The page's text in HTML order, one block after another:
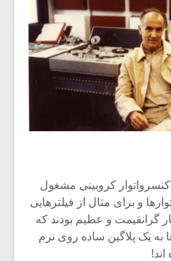
کروبینی مشغول
و برای مثال از فیلترهایی
گرانقیمت و عظیم بودند که
به یک پلاگین ساده روی نرم